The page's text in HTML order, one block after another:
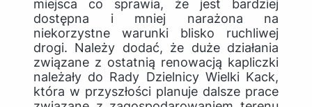
miejsca co sprawia, że jest bardziej
dostępna i mniej narażona na
niekorzystne warunki blisko ruchliwej
drogi. Należy dodać, że duże działania
związane z ostatnią renowacją kapliczki
należały do Rady Dzielnicy Wielki Kack,
która w przyszłości planuje dalsze prace